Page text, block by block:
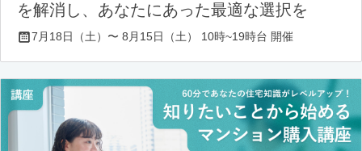
を解消し、あなたにあった最適な選択を
7月18日（土）〜 8月15日（土） 10時~19時台 開催